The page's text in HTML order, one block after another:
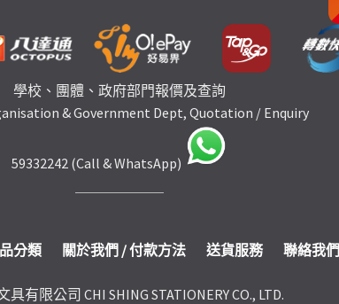
學校、團體、政府部門報價及查詢
& Government Dept, Quotation / Enquiry
59332242 (Call & WhatsApp)
分類 關於我們 / 付款方法 送貨服務 聯絡我們
有限公司 CHI SHING STATIONERY CO., LTD.